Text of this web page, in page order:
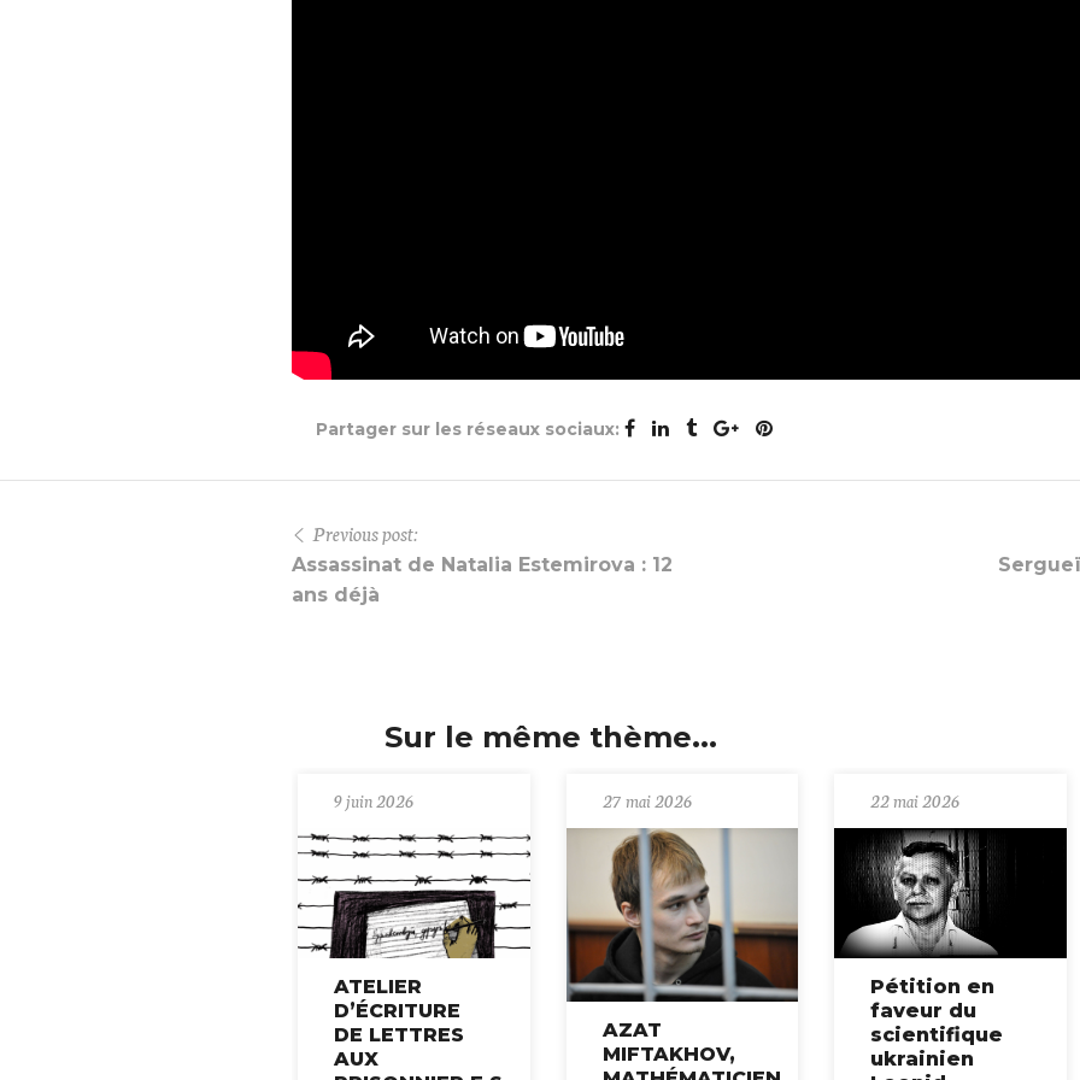
Partager sur les réseaux sociaux:
Previous post:
Assassinat de Natalia Estemirova : 12
ans déjà
Sur le même thème...
9 juin 2026
ATELIER
D’ÉCRITURE
DE LETTRES
AUX
27 mai 2026
AZAT
MIFTAKHOV,
22 mai 2026
Pétition en
faveur du
scientifique
ukrainien